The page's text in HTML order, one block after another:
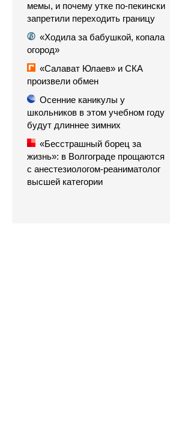
мемы, и почему утке по-пекински
запретили переходить границу
«Ходила за бабушкой, копала
огород»
«Салават Юлаев» и СКА
произвели обмен
Осенние каникулы у
школьников в этом учебном году
будут длиннее зимних
«Бесстрашный борец за
жизнь»: в Волгограде прощаются
с анестезиологом-реаниматолог
высшей категории